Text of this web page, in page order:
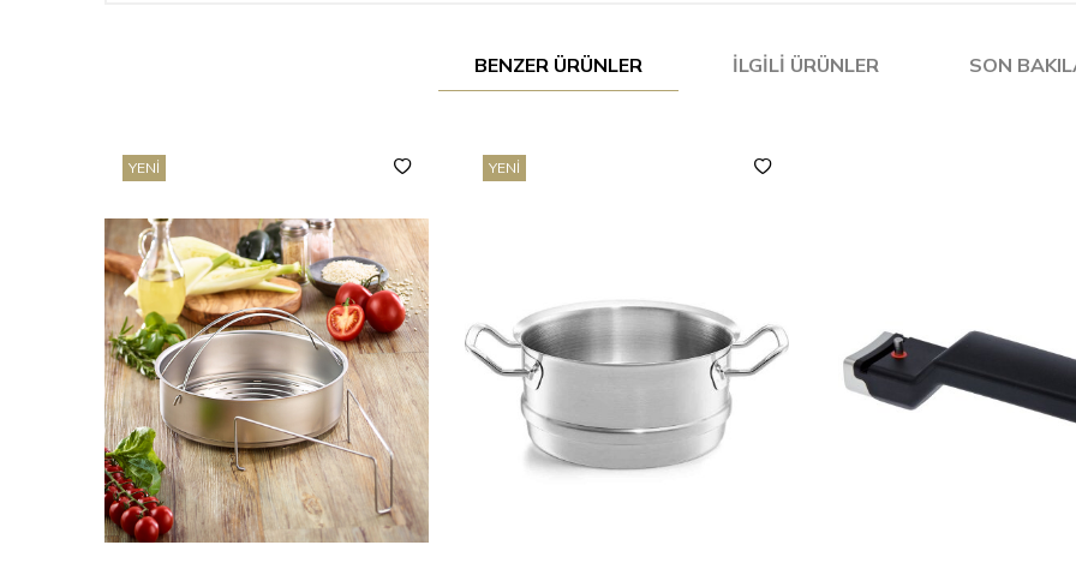
BENZER ÜRÜNLER İLGILI ÜRÜNLER SON
YENI YENI